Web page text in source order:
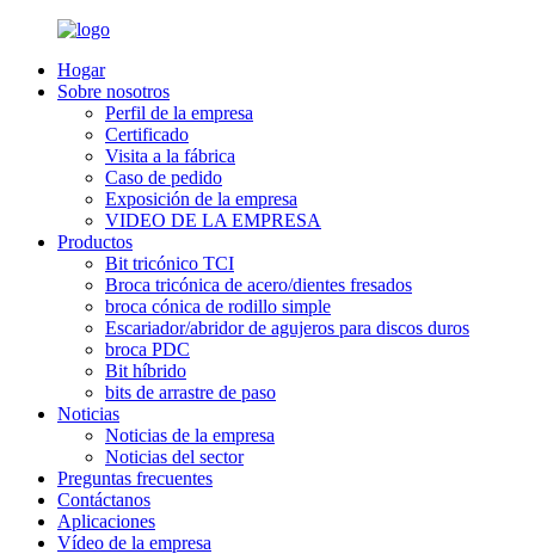
Hogar
Sobre nosotros
Perfil de la empresa
Certificado
Visita a la fábrica
Caso de pedido
Exposición de la empresa
VIDEO DE LA EMPRESA
Productos
Bit tricónico TCI
Broca tricónica de acero/dientes fresados
broca cónica de rodillo simple
Escariador/abridor de agujeros para discos duros
broca PDC
Bit híbrido
bits de arrastre de paso
Noticias
Noticias de la empresa
Noticias del sector
Preguntas frecuentes
Contáctanos
Aplicaciones
Vídeo de la empresa